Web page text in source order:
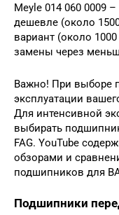
Meyle 014 060 0009
дешевле (около
вариант (около
замены через
Важно! При выборе
эксплуатации
Для интенсивной
выбирать
FAG. YouTube
обзорами и
подшипников для
Подшипники